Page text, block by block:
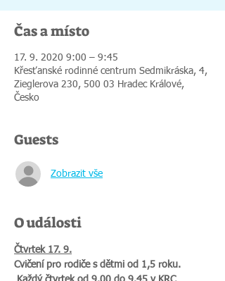
Čas a místo
17. 9. 2020 9:00 – 9:45
Křesťanské rodinné centrum Sedmikráska, 4,
Zieglerova 230, 500 03 Hradec Králové,
Česko
Guests
Zobrazit vše
O události
Čtvrtek 17. 9.
Cvičení pro rodiče s dětmi od 1,5 roku.